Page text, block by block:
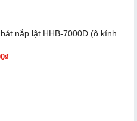
nắp lật HHB-7000D (ô kính